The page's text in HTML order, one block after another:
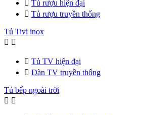
 Tủ rượu hiện đại
 Tủ rượu truyền thống
Tủ Tivi inox
 
 Tủ TV hiện đại
 Dàn TV truyền thống
Tủ bếp ngoài trời
 